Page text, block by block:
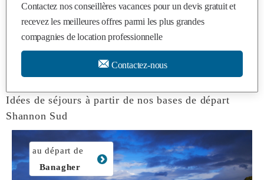
Contactez nos conseillères vacances pour un devis gratuit et
recevez les meilleures offres parmi les plus grandes
compagnies de location professionnelle
Contactez-nous
Idées de séjours à partir de nos bases de départ
Shannon Sud
au départ de
Banagher